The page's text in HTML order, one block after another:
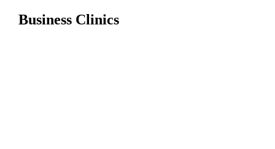
Business Clinics